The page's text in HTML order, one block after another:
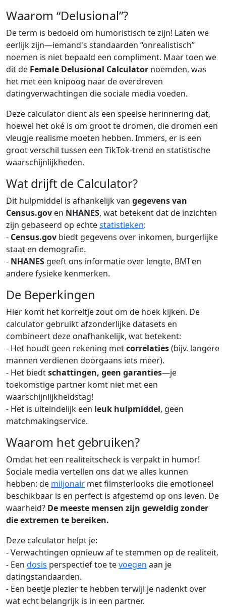
Waarom “Delusional”?
De term is bedoeld om humoristisch te zijn! Laten we
eerlijk zijn—iemand's standaarden “onrealistisch”
noemen is niet bepaald een compliment. Maar toen we
dit de Female Delusional Calculator noemden, was
het met een knipoog naar de overdreven
datingverwachtingen die sociale media voeden.
Deze calculator dient als een speelse herinnering dat,
hoewel het oké is om groot te dromen, die dromen een
vleugje realisme moeten hebben. Immers, er is een
groot verschil tussen een TikTok-trend en statistische
waarschijnlijkheden.
Wat drijft de Calculator?
Dit hulpmiddel is afhankelijk van gegevens van
Census.gov en NHANES, wat betekent dat de inzichten
zijn gebaseerd op echtestatistieken:
- Census.gov biedt gegevens over inkomen, burgerlijke
staat en demografie.
- NHANES geeft ons informatie over lengte, BMI en
andere fysieke kenmerken.
De Beperkingen
Hier komt het korreltje zout om de hoek kijken. De
calculator gebruikt afzonderlijke datasets en
combineert deze onafhankelijk, wat betekent:
- Het houdt geen rekening metcorrelaties(bijv. langere
mannen verdienen doorgaans iets meer).
- Het biedtschattingen, geen garanties—je
toekomstige partner komt niet met een
waarschijnlijkheidstag!
- Het is uiteindelijk een leuk hulpmiddel, geen
matchmakingservice.
Waarom het gebruiken?
Omdat het een realiteitscheck is verpakt in humor!
Sociale media vertellen ons dat we alles kunnen
hebben: de miljonair met filmsterlooks die emotioneel
beschikbaar is en perfect is afgestemd op ons leven. De
waarheid? De meeste mensen zijn geweldig zonder
die extremen te bereiken.
Deze calculator helpt je:
- Verwachtingen opnieuw af te stemmen op de realiteit.
- Een dosis perspectief toe tevoegen aan je
datingstandaarden.
- Een beetje plezier te hebben terwijl je nadenkt over
wat echt belangrijk is in een partner.